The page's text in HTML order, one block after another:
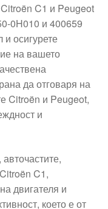
C1 и Peugeot
0H010 и 400659
осигурете
на вашето
да отговаря на
Citroën и Peugeot,
и
C1,
двигателя и
което е от